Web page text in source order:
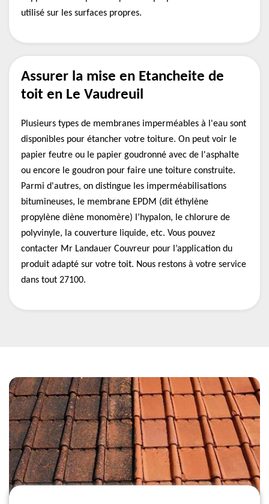
utilisé sur les surfaces propres.
Assurer la mise en Etancheite de
toit en Le Vaudreuil
Plusieurs types de membranes imperméables à l'eau sont
disponibles pour étancher votre toiture. On peut voir le
papier feutre ou le papier goudronné avec de l'asphalte
ou encore le goudron pour faire une toiture construite.
Parmi d'autres, on distingue les imperméabilisations
bitumineuses, le membrane EPDM (dit éthylène
propylène diène monomère) l’hypalon, le chlorure de
polyvinyle, la couverture liquide, etc. Vous pouvez
contacter Mr Landauer Couvreur pour l’application du
produit adapté sur votre toit. Nous restons à votre service
dans tout 27100.